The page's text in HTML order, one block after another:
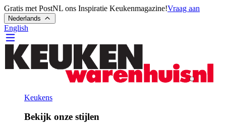
Gratis met PostNL ons Inspiratie Keukenmagazine!Vraag aan
Nederlands
English
Keukens
Bekijk onze stijlen